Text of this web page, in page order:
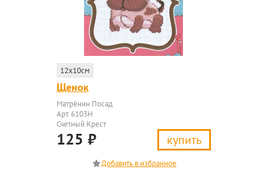
12x10см
Щенок
Матрёнин Посад
Арт. 6103Н
Счетный Крест
125 ₽ купить